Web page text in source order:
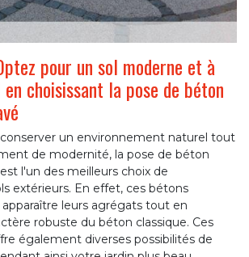
pour un sol moderne et à
choisissant la pose de béton
un environnement naturel tout
de modernité, la pose de béton
l'un des meilleurs choix de
extérieurs. En effet, ces bétons
leurs agrégats tout en
robuste du béton classique. Ces
également diverses possibilités de